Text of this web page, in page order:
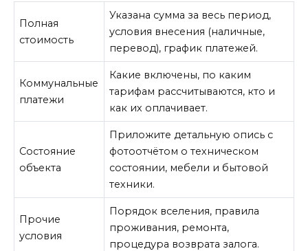
Полная
стоимость
Указана сумма за весь период,
условия внесения (наличные,
перевод), график платежей.
Коммунальные
платежи
Какие включены, по каким
тарифам рассчитываются, кто и
как их оплачивает.
Состояние
объекта
Приложите детальную опись с
фотоотчётом о техническом
состоянии, мебели и бытовой
техники.
Прочие
условия
Порядок вселения, правила
проживания, ремонта,
процедура возврата залога.